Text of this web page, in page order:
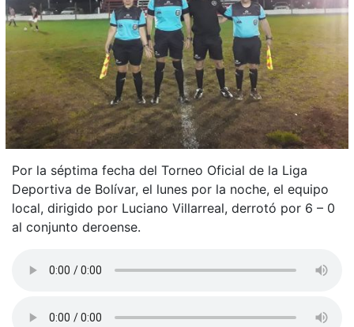
Por la séptima fecha del Torneo Oficial de la Liga
Deportiva de Bolívar, el lunes por la noche, el equipo
local, dirigido por Luciano Villarreal, derrotó por 6 – 0
al conjunto deroense.